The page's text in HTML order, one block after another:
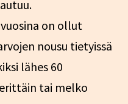
on ollut
nousu tietyissä
lähes 60
tai melko